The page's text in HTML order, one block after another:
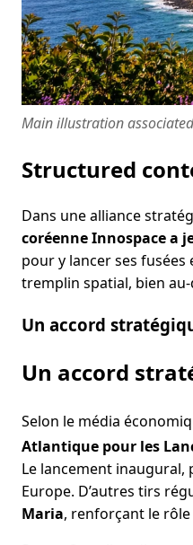
Main illustration
Structured
Dans une alliance
coréenne Innospace a
pour y lancer ses
tremplin spatial, bien
Un accord
Un accord
Selon le média
Atlantique pour les
Le lancement inaugural,
Europe. D’autres tirs
Maria, renforçant le rôle